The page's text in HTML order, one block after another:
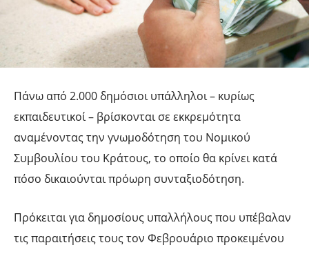
Πάνω από 2.000 δημόσιοι υπάλληλοι – κυρίως
εκπαιδευτικοί – βρίσκονται σε εκκρεμότητα
αναμένοντας την γνωμοδότηση του Νομικού
Συμβουλίου του Κράτους, το οποίο θα κρίνει κατά
πόσο δικαιούνται πρόωρη συνταξιοδότηση.
Πρόκειται για δημοσίους υπαλλήλους που υπέβαλαν
τις παραιτήσεις τους τον Φεβρουάριο προκειμένου